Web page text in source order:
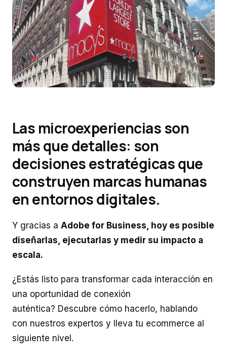
Las microexperiencias son
más que detalles: son
decisiones estratégicas que
construyen marcas humanas
en entornos digitales.
Y gracias a Adobe for Business, hoy es posible
diseñarlas, ejecutarlas y medir su impacto a
escala.
¿Estás listo para transformar cada interacción en
una oportunidad de conexión
auténtica? Descubre cómo hacerlo, hablando
con nuestros expertos y lleva tu ecommerce al
siguiente nivel.